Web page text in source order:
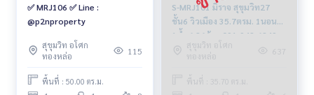
✅ MRJ106 ✅ Line :
@p2nproperty
สุขุมวิท อโศก
ทองหล่อ
115
พื้นที่ : 50.00 ตร.ม.
S-MRJ101 มิราจ สุขุมวิท27
ชั้น6 วิวเมือง 35.7ตรม. 1นอน
1น้ำ 6.26ล้าน 091-942-6249
สุขุมวิท อโศก
ทองหล่อ
637
พื้นที่ : 35.70 ตร.ม.